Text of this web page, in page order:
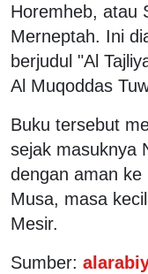
Horemheb, atau
Merneptah. Ini
berjudul "Al
Al Muqoddas
Buku tersebut
sejak masuknya
dengan aman ke
Musa, masa
Mesir.
Sumber: